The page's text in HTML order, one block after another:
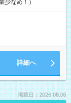
少なめ！）
詳細へ
掲載日：2026.08.06